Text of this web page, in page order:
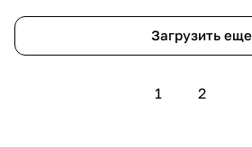
Загрузить еще
1 2